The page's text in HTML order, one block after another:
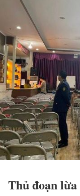
Thủ đoạn